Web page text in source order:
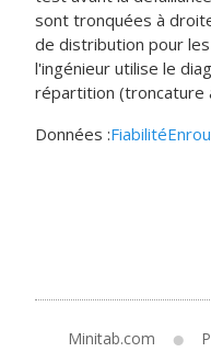
sont tronquées à
de distribution pour
l'ingénieur utilise le
répartition (troncature
Données :
Minitab.com